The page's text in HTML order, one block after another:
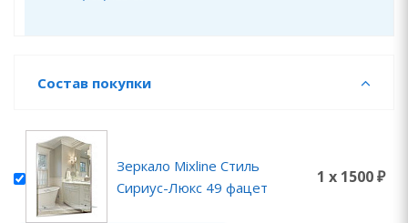
Состав покупки
Зеркало Mixline Стиль
Сириус-Люкс 49 фацет
1 x 1500 ₽